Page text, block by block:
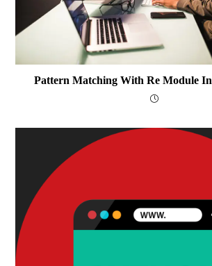
Pattern Matching With Re Module